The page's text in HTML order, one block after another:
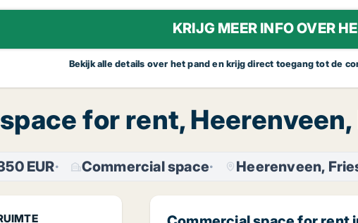
KRIJG MEER INFO OVER
Bekijk alle details over het pand en krijg direct toegang tot de
for rent,
EUR Commercial space Heerenveen,